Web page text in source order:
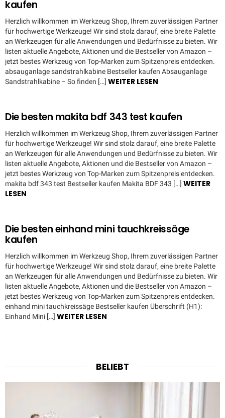
kaufen
Herzlich willkommen im Werkzeug Shop, Ihrem zuverlässigen Partner
für hochwertige Werkzeuge! Wir sind stolz darauf, eine breite Palette
an Werkzeugen für alle Anwendungen und Bedürfnisse zu bieten. Wir
listen aktuelle Angebote, Aktionen und die Bestseller von Amazon –
jetzt bestes Werkzeug von Top-Marken zum Spitzenpreis entdecken.
absauganlage sandstrahlkabine Bestseller kaufen Absauganlage
Sandstrahlkabine – So finden […] WEITER LESEN
Die besten makita bdf 343 test kaufen
Herzlich willkommen im Werkzeug Shop, Ihrem zuverlässigen Partner
für hochwertige Werkzeuge! Wir sind stolz darauf, eine breite Palette
an Werkzeugen für alle Anwendungen und Bedürfnisse zu bieten. Wir
listen aktuelle Angebote, Aktionen und die Bestseller von Amazon –
jetzt bestes Werkzeug von Top-Marken zum Spitzenpreis entdecken.
makita bdf 343 test Bestseller kaufen Makita BDF 343 […] WEITER
LESEN
Die besten einhand mini tauchkreissäge
kaufen
Herzlich willkommen im Werkzeug Shop, Ihrem zuverlässigen Partner
für hochwertige Werkzeuge! Wir sind stolz darauf, eine breite Palette
an Werkzeugen für alle Anwendungen und Bedürfnisse zu bieten. Wir
listen aktuelle Angebote, Aktionen und die Bestseller von Amazon –
jetzt bestes Werkzeug von Top-Marken zum Spitzenpreis entdecken.
einhand mini tauchkreissäge Bestseller kaufen Überschrift (H1):
Einhand Mini […] WEITER LESEN
BELIEBT